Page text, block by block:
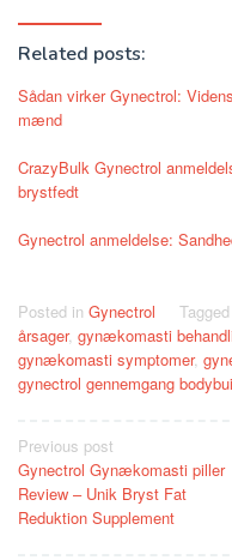
Related posts:
Sådan virker Gynectrol:
mænd
CrazyBulk Gynectrol
brystfedt
Gynectrol anmeldelse:
Posted in Gynectrol Tagged
årsager, gynækomasti
gynækomasti symptomer,
gynectrol gennemgang
Post
navigation
Previous post
Gynectrol Gynækomasti piller
Review – Unik Bryst Fat
Reduktion Supplement